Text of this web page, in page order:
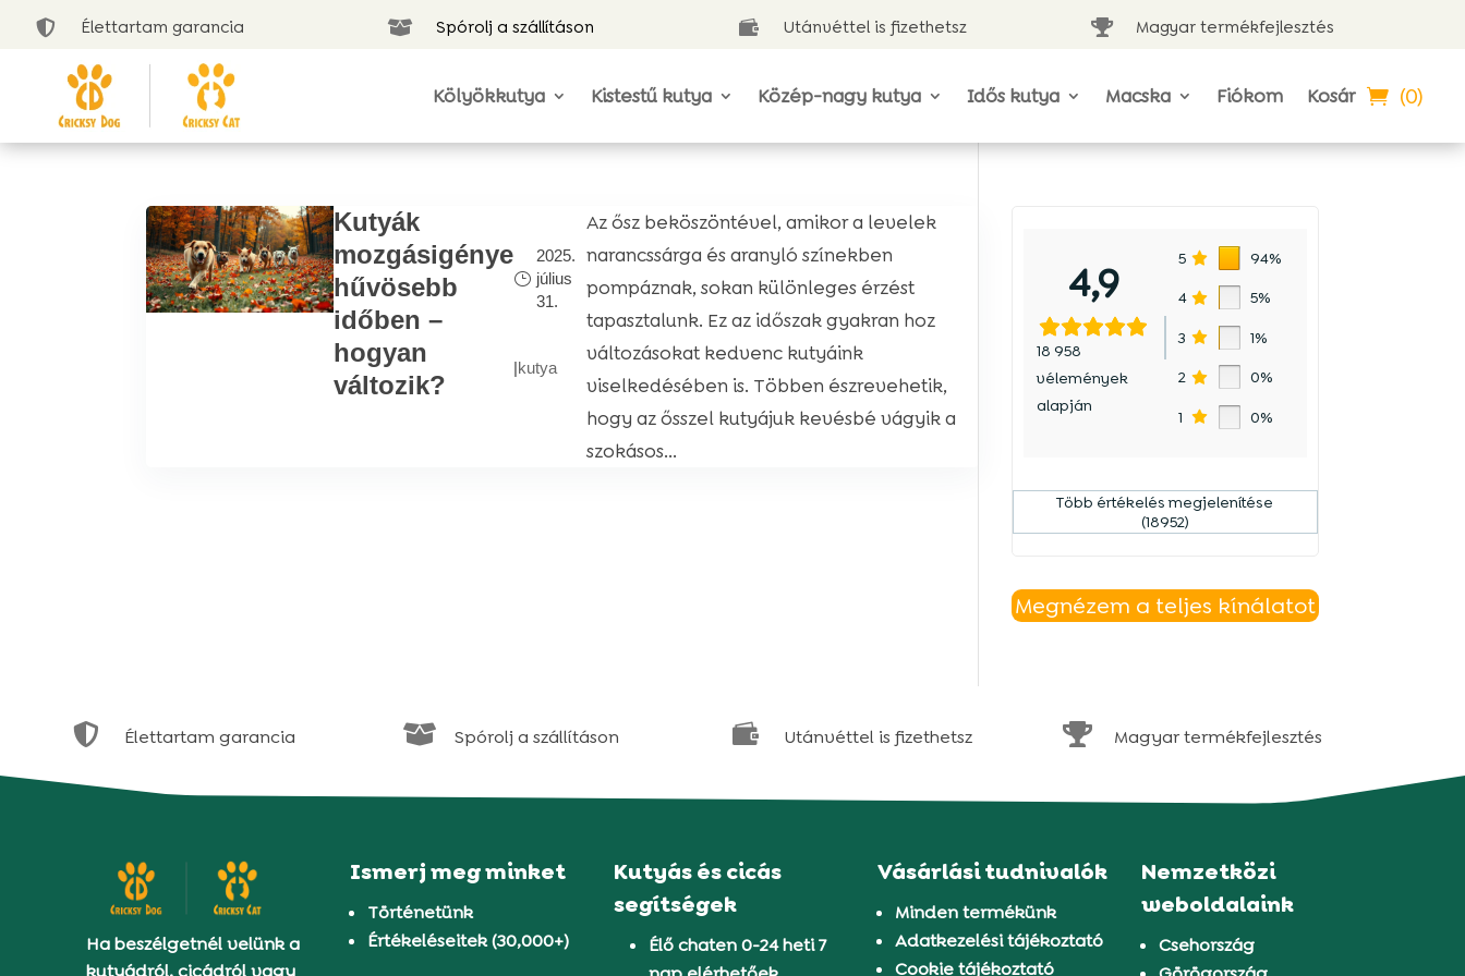
 Élettartam garancia  Spórolj a szállításon  Utánvéttel is fizethetsz  Magyar termékfejlesztés
Kölyökkutya Kistestű kutya Közép-nagy kutya Idős kutya Macska Fiókom Kosár (0)
Kutyák
mozgásigénye
hűvösebb
időben –
hogyan
változik?
2025.
július
31.
|kutya
Az ősz beköszöntével, amikor a levelek
narancssárga és aranyló színekben
pompáznak, sokan különleges érzést
tapasztalunk. Ez az időszak gyakran hoz
változásokat kedvenc kutyáink
viselkedésében is. Többen észrevehetik,
hogy az ősszel kutyájuk kevésbé vágyik a
szokásos...
4,9
18 958
vélemények
alapján
5 94%
4 5%
3 1%
2 0%
1 0%
Több értékelés megjelenítése
(18952)
Megnézem a teljes kínálatot
 Élettartam garancia  Spórolj a szállításon  Utánvéttel is fizethetsz  Magyar termékfejlesztés
Ha beszélgetnél velünk a
kutyádról, cicádról vagy
Ismerj meg minket
Történetünk
Értékeléseitek (30,000+)
Kutyás és cicás
segítségek
Élő chaten 0-24 heti 7
Vásárlási tudnivalók
Minden termékünk
Adatkezelési tájékoztató
Cookie tájékoztató
Nemzetközi
weboldalaink
Csehország